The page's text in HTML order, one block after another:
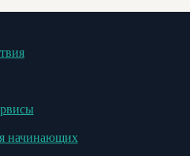
начинающих